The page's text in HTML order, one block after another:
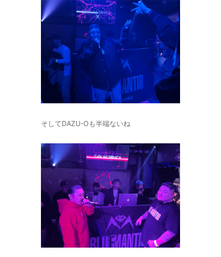
そしてDAZU-Oも半端ないね